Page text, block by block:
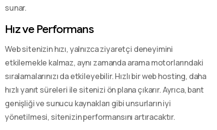
sunar.
Hız ve Performans
Web sitenizin hızı, yalnızca ziyaretçi deneyimini
etkilemekle kalmaz, aynı zamanda arama motorlarındaki
sıralamalarınızı da etkileyebilir. Hızlı bir web hosting, daha
hızlı yanıt süreleri ile sitenizi ön plana çıkarır. Ayrıca, bant
genişliği ve sunucu kaynakları gibi unsurların iyi
yönetilmesi, sitenizin performansını artıracaktır.